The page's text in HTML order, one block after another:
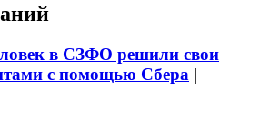
в СЗФО решили свои
с помощью Сбера |